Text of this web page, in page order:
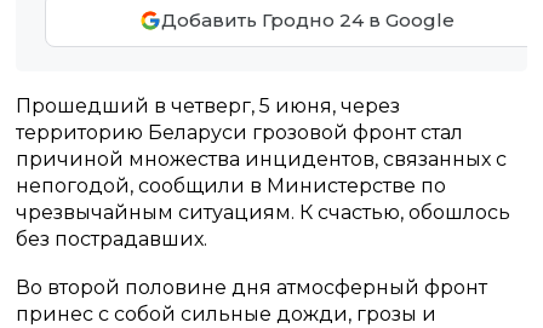
Добавить Гродно 24 в Google
Прошедший в четверг, 5 июня, через
территорию Беларуси грозовой фронт стал
причиной множества инцидентов, связанных с
непогодой, сообщили в Министерстве по
чрезвычайным ситуациям. К счастью, обошлось
без пострадавших.
Во второй половине дня атмосферный фронт
принес с собой сильные дожди, грозы и